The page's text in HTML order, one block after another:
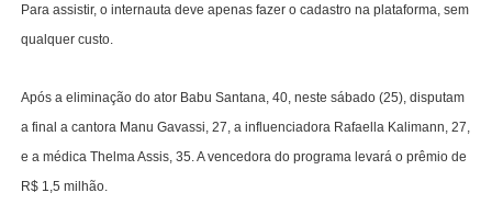
Para assistir, o internauta deve apenas fazer o cadastro na plataforma, sem
qualquer custo.
Após a eliminação do ator Babu Santana, 40, neste sábado (25), disputam
a final a cantora Manu Gavassi, 27, a influenciadora Rafaella Kalimann, 27,
e a médica Thelma Assis, 35. A vencedora do programa levará o prêmio de
R$ 1,5 milhão.